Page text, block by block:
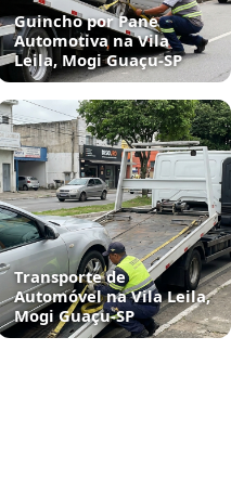
Guincho por Pane
Automotiva na Vila
Leila, Mogi Guaçu‑SP
Transporte de
Automóvel na Vila Leila,
Mogi Guaçu‑SP